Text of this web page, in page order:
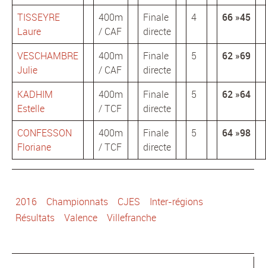
TISSEYRE
Laure
400m
/ CAF
Finale
directe
4 66 »45
VESCHAMBRE
Julie
400m
/ CAF
Finale
directe
5 62 »69
KADHIM
Estelle
400m
/ TCF
Finale
directe
5 62 »64
CONFESSON
Floriane
400m
/ TCF
Finale
directe
5 64 »98
2016 Championnats CJES
Inter-régions
Résultats
Valence Villefranche